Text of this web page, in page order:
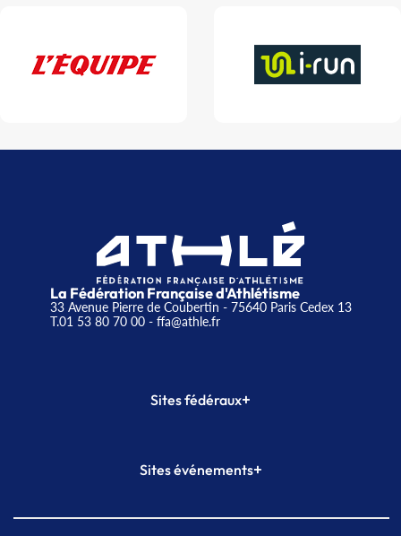
La Fédération Française d'Athlétisme
33 Avenue Pierre de Coubertin - 75640 Paris Cedex 13
T.01 53 80 70 00- ffa@athle.fr
Sites fédéraux+
Plateforme Formation
Sites événements+
Meeting de Paris indoor